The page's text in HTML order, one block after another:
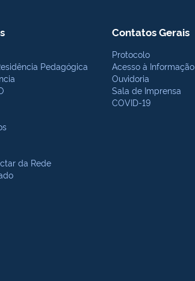
Pedagógica
da Rede
Contatos Gerais
Protocolo
Acesso à Informação
Ouvidoria
Sala de Imprensa
COVID-19